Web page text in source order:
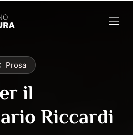
Prosa
il
Riccardi